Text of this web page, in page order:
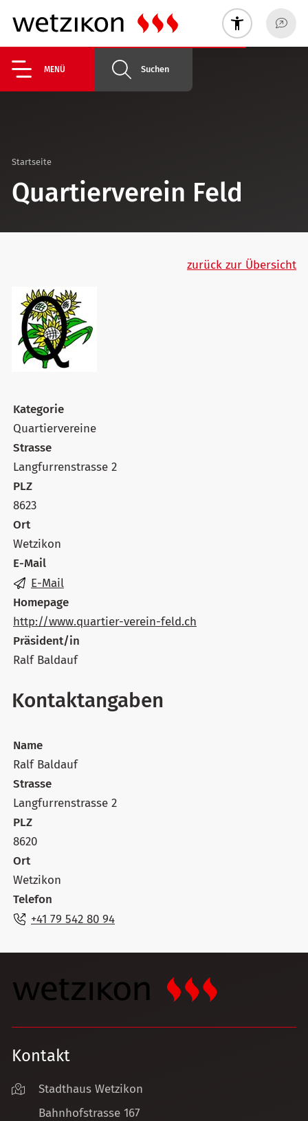
MENÜ Suchen
Startseite
Quartierverein Feld
zurück zur Übersicht
Kategorie
Quartiervereine
Strasse
Langfurrenstrasse 2
PLZ
8623
Ort
Wetzikon
E-Mail
E-Mail
Homepage
http://www.quartier-verein-feld.ch
Präsident/in
Ralf Baldauf
Kontaktangaben
Name
Ralf Baldauf
Strasse
Langfurrenstrasse 2
PLZ
8620
Ort
Wetzikon
Telefon
+41 79 542 80 94
Kontakt
Stadthaus Wetzikon
Bahnhofstrasse 167